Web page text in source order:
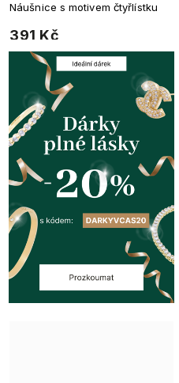
391 Kč
Náušnice s motivem čtyřlístku